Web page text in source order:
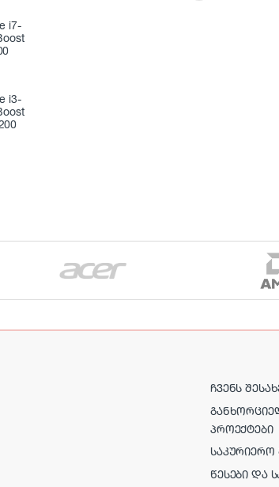
i7-
i3-
ᲩᲕᲔᲜᲡ
ᲞᲠᲝᲔᲥᲢᲔᲑᲘ
ᲡᲐᲙᲣᲠᲘᲔᲠᲝ
ᲬᲔᲡᲔᲑᲘ ᲓᲐ